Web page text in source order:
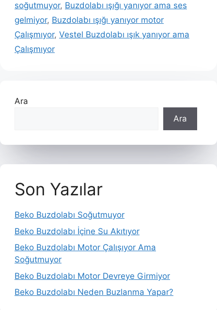
soğutmuyor, Buzdolabı ışığı yanıyor ama ses
gelmiyor, Buzdolabı ışığı yanıyor motor
Çalışmıyor, Vestel Buzdolabı ışık yanıyor ama
Çalışmıyor
Ara
Ara
Son Yazılar
Beko Buzdolabı Soğutmuyor
Beko Buzdolabı İçine Su Akıtıyor
Beko Buzdolabı Motor Çalışıyor Ama
Soğutmuyor
Beko Buzdolabı Motor Devreye Girmiyor
Beko Buzdolabı Neden Buzlanma Yapar?